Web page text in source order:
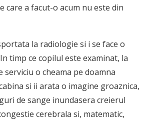
care a facut-o acum nu este din
la radiologie si i se face o
timp ce copilul este examinat, la
serviciu o cheama pe doamna
si ii arata o imagine groaznica,
de sange inundasera creierul
cerebrala si, matematic,